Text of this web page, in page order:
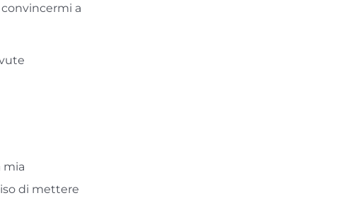
a
mia
di mettere